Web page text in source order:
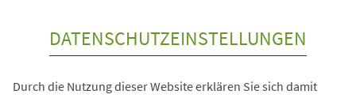
DATENSCHUTZEINSTELLUNGEN
Durch die Nutzung dieser Website erklären Sie sich damit